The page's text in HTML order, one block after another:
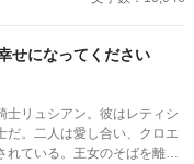
からの婚約ではあるが、彼
2人だが少しずつ距離も縮ま
ていたのに、彼の元恋人が離
との婚約を「最悪だ」と後
せになってください
士リュシアン。彼はレティシ
だ。二人は愛し合い、クロエ
れている。王女のそばを離れ